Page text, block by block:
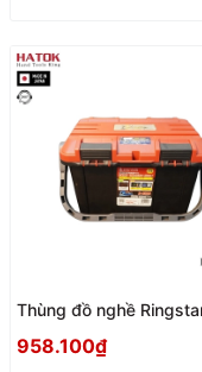
Thùng đồ nghề
958.100₫